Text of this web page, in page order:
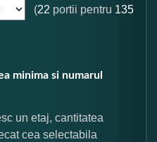
(22 portii pentru 135
minima si numarul
un etaj, cantitatea
cea selectabila